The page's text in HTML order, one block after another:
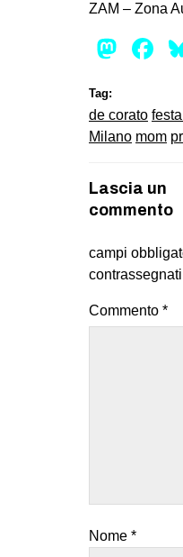
ZAM – Zona
Tag:
de corato
Milano mom
Lascia un
commento
campi
contrassegnati
Commento *
Nome *